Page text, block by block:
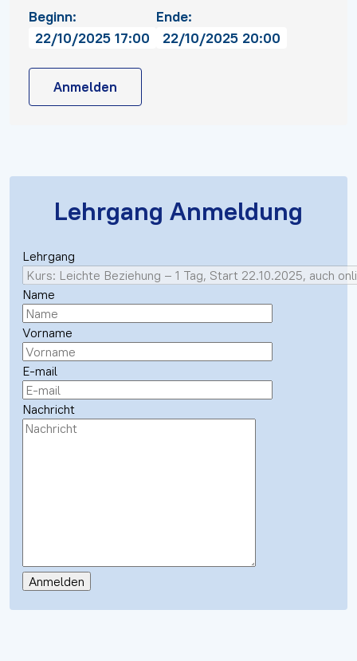
Beginn:
22/10/2025 17:00
Ende:
22/10/2025 20:00
Anmelden
Lehrgang Anmeldung
Lehrgang
Name
Vorname
E-mail
Nachricht